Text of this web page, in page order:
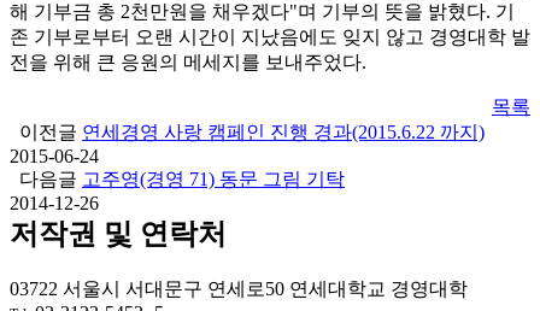
해 기부금 총 2천만원을 채우겠다"며 기부의 뜻을 밝혔다. 기
존 기부로부터 오랜 시간이 지났음에도 잊지 않고 경영대학 발
전을 위해 큰 응원의 메세지를 보내주었다.
목록
이전글 연세경영 사랑 캠페인 진행 경과(2015.6.22 까지)
2015-06-24
다음글 고주영(경영 71) 동문 그림 기탁
2014-12-26
저작권 및 연락처
03722 서울시 서대문구 연세로50 연세대학교 경영대학